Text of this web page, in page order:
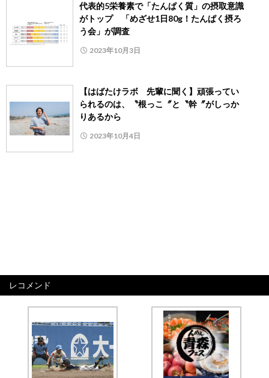
代表的5栄養素で「たんぱく質」の摂取意識
がトップ 「めざせ1日80g！たんぱく摂ろ
う会」が調査
2023年10月3日
【はばたけラボ 先輩に聞く】頑張ってい
られるのは、〝根っこ〞と〝幹〞がしっか
りあるから
2023年10月4日
レコメンド